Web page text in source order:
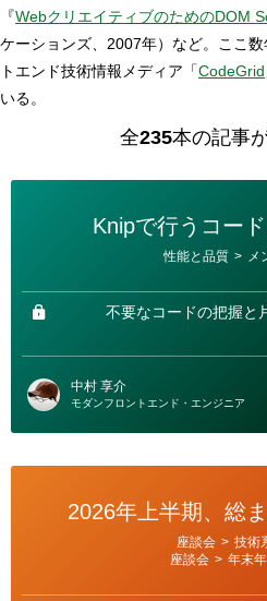
『WebクリエイティブのためのDOM
ケーションズ、2007年）など。ここ
トエンド技術情報メディア「CodeGrid
いる。
全235本の記事
Knipで行うコー
リ
ー
性能と品質 > メ
不要なコードの把握と
中村 享介
モダンフロントエンド・エンジニア
2026年上半期、総
ー
座談会 > 技術
座談会 > 年末